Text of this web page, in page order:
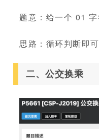
题意：给一个 01 字
思路：循环判断即可
二、公交换乘